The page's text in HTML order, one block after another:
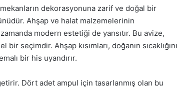
dekorasyonuna zarif ve doğal bir
Ahşap ve halat malzemelerinin
modern estetiği de yansıtır. Bu avize,
seçimdir. Ahşap kısımları, doğanın sıcaklığını
bir his uyandırır.
Dört adet ampul için tasarlanmış olan bu